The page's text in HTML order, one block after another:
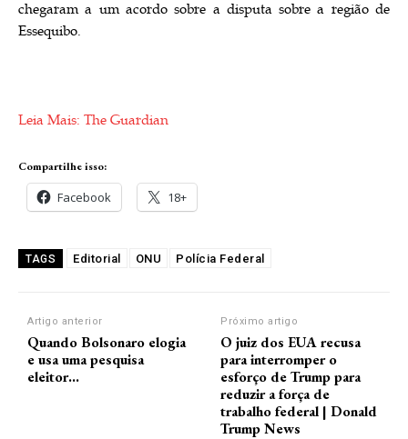
chegaram a um acordo sobre a disputa sobre a região de
Essequibo.
Leia Mais: The Guardian
Compartilhe isso:
Facebook 18+
TAGS Editorial ONU Polícia Federal
Artigo anterior
Quando Bolsonaro elogia
e usa uma pesquisa
eleitor…
Próximo artigo
O juiz dos EUA recusa
para interromper o
esforço de Trump para
reduzir a força de
trabalho federal | Donald
Trump News